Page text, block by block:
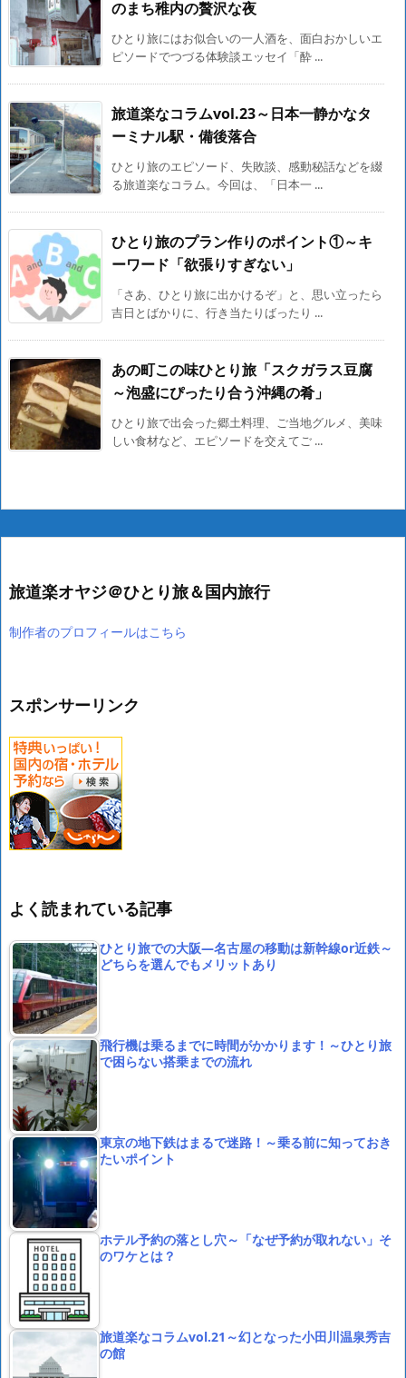
のまち稚内の贅沢な夜
ひとり旅にはお似合いの一人酒を、面白おかしいエ
ピソードでつづる体験談エッセイ「酔 ...
旅道楽なコラムvol.23～日本一静かなタ
ーミナル駅・備後落合
ひとり旅のエピソード、失敗談、感動秘話などを綴
る旅道楽なコラム。今回は、「日本一 ...
ひとり旅のプラン作りのポイント①～キ
ーワード「欲張りすぎない」
「さあ、ひとり旅に出かけるぞ」と、思い立ったら
吉日とばかりに、行き当たりばったり ...
あの町この味ひとり旅「スクガラス豆腐
～泡盛にぴったり合う沖縄の肴」
ひとり旅で出会った郷土料理、ご当地グルメ、美味
しい食材など、エピソードを交えてご ...
旅道楽オヤジ＠ひとり旅＆国内旅行
制作者のプロフィールはこちら
スポンサーリンク
よく読まれている記事
ひとり旅での大阪―名古屋の移動は新幹線or近鉄～
どちらを選んでもメリットあり
飛行機は乗るまでに時間がかかります！～ひとり旅
で困らない搭乗までの流れ
東京の地下鉄はまるで迷路！～乗る前に知っておき
たいポイント
ホテル予約の落とし穴～「なぜ予約が取れない」そ
のワケとは？
旅道楽なコラムvol.21～幻となった小田川温泉秀吉
の館